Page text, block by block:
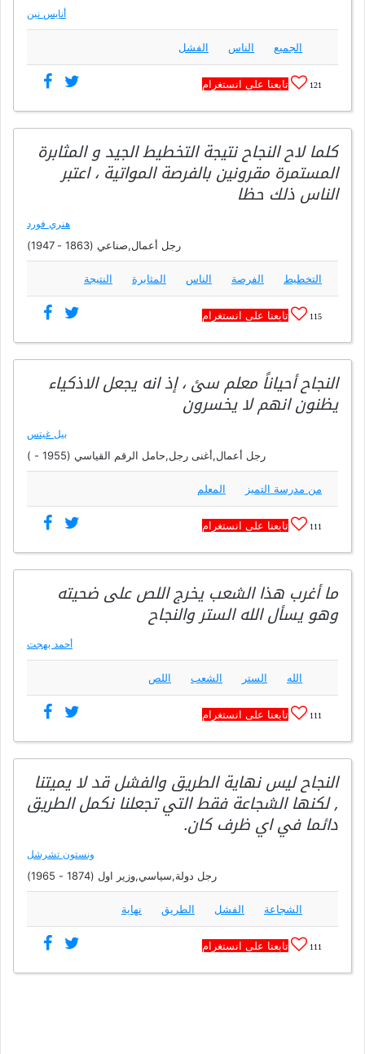
أنايس نين
الجميع الناس الفشل
121 تابعنا على انستغرام
كلما لاح النجاح نتيجة التخطيط الجيد و المثابرة
المستمرة مقرونين بالفرصة المواتية ، اعتبر
الناس ذلك حظا
هنري فورد
رجل أعمال,صناعي (1863 - 1947)
التخطيط الفرصة الناس المثابرة النتيجة
115 تابعنا على انستغرام
النجاح أحياناً معلم سئ ، إذ انه يجعل الاذكياء
يظنون انهم لا يخسرون
بيل غيتس
رجل أعمال,أغنى رجل,حامل الرقم القياسي (1955 - )
من مدرسة التميز المعلم
111 تابعنا على انستغرام
ما أغرب هذا الشعب يخرج اللص على ضحيته
وهو يسأل الله الستر والنجاح
أحمد بهجت
الله الستر الشعب اللص
111 تابعنا على انستغرام
النجاح ليس نهاية الطريق والفشل قد لا يميتنا
, لكنها الشجاعة فقط التي تجعلنا نكمل الطريق
دائما في اي ظرف كان.
ونستون تشرشل
رجل دولة,سياسي,وزير اول (1874 - 1965)
الشجاعة الفشل الطريق نهاية
111 تابعنا على انستغرام